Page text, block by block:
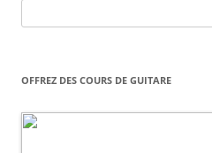
OFFREZ DES COURS DE GUITARE